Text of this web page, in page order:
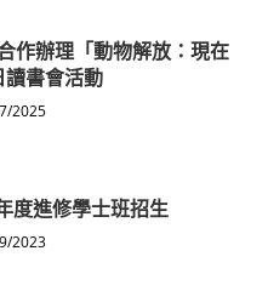
作辦理「動物解放：現在
書會活動
2025
度進修學士班招生
2023